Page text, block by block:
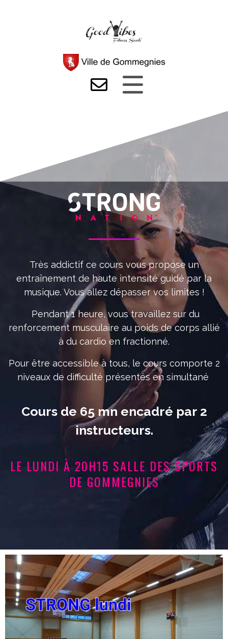
Très addictif ce cours vous propose un
entraînement de haute intensité guidé par la
musique. Vous allez dépasser vos limites !
Pendant 1 heure, vous travaillez sur du
renforcement musculaire au poids de corps allié
à du cardio en fractionné.
Pour être accessible à tous, le cours comporte 2
niveaux de difficulté présentés en simultané
Cours de 65 mn encadré par 2
instructeurs.
LE LUNDI À 20H15 SALLE DES SPORTS
DE GOMMEGNIES